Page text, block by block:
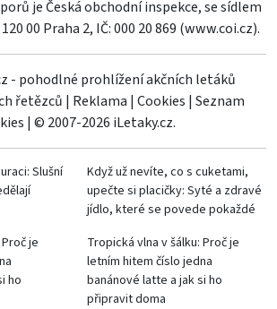
je Česká obchodní inspekce, se sídlem
00 Praha 2, IČ: 000 20 869 (www.coi.cz).
- pohodlné prohlížení akčních letáků
řetězců | Reklama | Cookies | Seznam
| © 2007-2026 iLetaky.cz.
Slušní
Když už nevíte, co s cuketami,
upečte si placičky: Syté a zdravé
jídlo, které se povede pokaždé
je
ho
Tropická vlna v šálku: Proč je
letním hitem číslo jedna
banánové latte a jak si ho
připravit doma